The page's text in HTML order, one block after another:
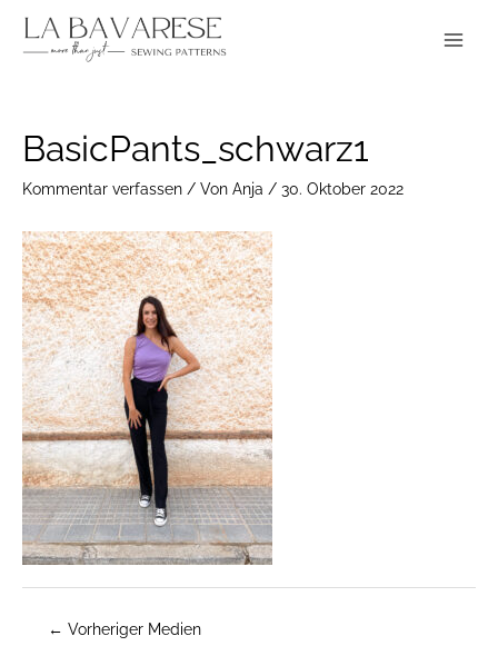
Inhalt
BasicPants_schwarz1
Kommentar verfassen / Von Anja / 30. Oktober 2022
navigation
← Vorheriger Medien